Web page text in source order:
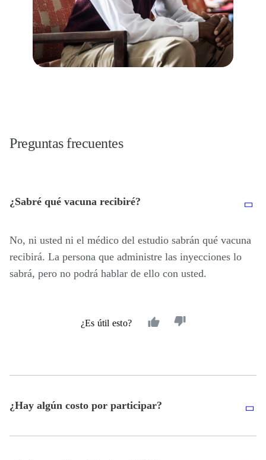
Preguntas frecuentes
¿Sabré qué vacuna recibiré?
No, ni usted ni el médico del estudio sabrán qué vacuna
recibirá. La persona que administre las inyecciones lo
sabrá, pero no podrá hablar de ello con usted.
¿Es útil esto?
¿Hay algún costo por participar?